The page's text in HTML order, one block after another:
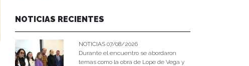
NOTICIAS RECIENTES
NOTICIAS 07/08/2026
Durante el encuentro se abordaron
temas como la obra de Lope de Vega y